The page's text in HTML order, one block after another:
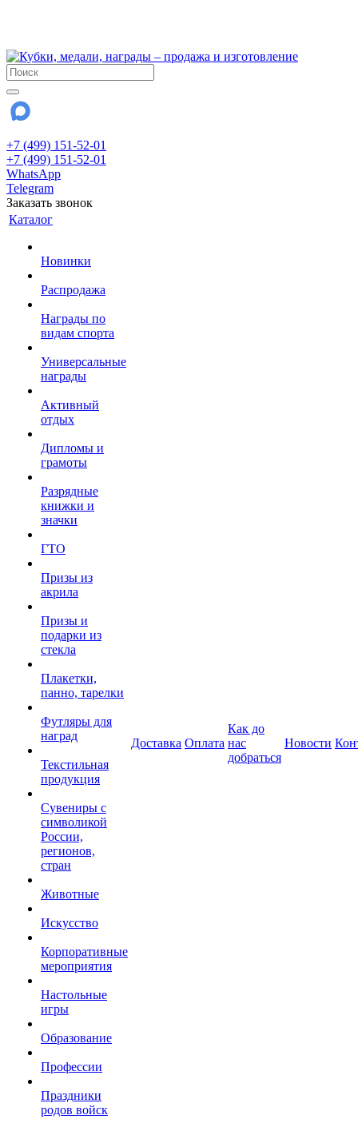
+7 (499) 151-52-01
+7 (499) 151-52-01
WhatsApp
Telegram
Заказать звонок
Каталог
Новинки
Распродажа
Награды по
видам спорта
Универсальные
награды
Активный
отдых
Дипломы и
грамоты
Разрядные
книжки и
значки
ГТО
Призы из
акрила
Призы и
подарки из
стекла
Плакетки,
панно, тарелки
Футляры для
наград
Текстильная
продукция
Сувениры с
символикой
России,
регионов,
стран
Животные
Искусство
Корпоративные
мероприятия
Настольные
игры
Образование
Профессии
Праздники
родов войск
Доставка Оплата
Как до
нас
добраться
Новости